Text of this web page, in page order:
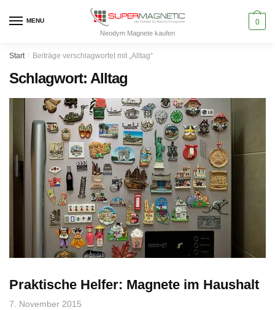
MENU
Neodym Magnete kaufen
0
Start / Beiträge verschlagwortet mit „Alltag“
Schlagwort: Alltag
Praktische Helfer: Magnete im Haushalt
7. November 2015